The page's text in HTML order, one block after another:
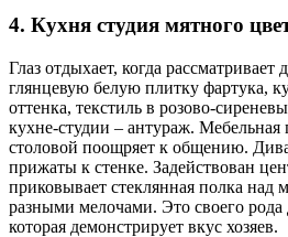
4. Кухня студия мятного
Глаз отдыхает, когда рассматривает
глянцевую белую плитку фартука,
оттенка, текстиль в розово-
кухне-студии – антураж. Мебельная
столовой поощряет к общению.
прижаты к стенке. Задействован
приковывает стеклянная полка над
разными мелочами. Это своего
которая демонстрирует вкус хозяев.